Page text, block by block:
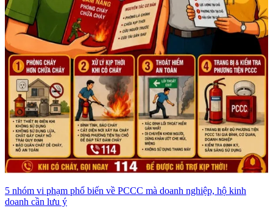
5 nhóm vi phạm phổ biến về PCCC mà doanh nghiệp, hộ kinh
doanh cần lưu ý